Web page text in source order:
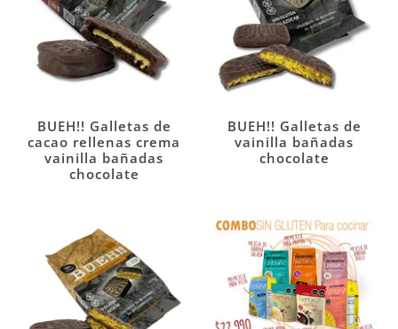
BUEH!! Galletas de
cacao rellenas crema
vainilla bañadas
chocolate
BUEH!! Galletas de
vainilla bañadas
chocolate